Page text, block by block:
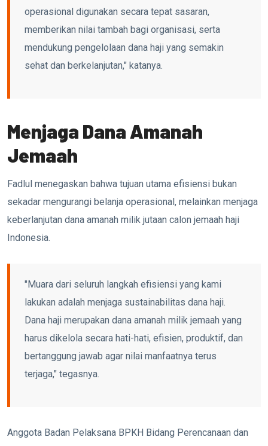
operasional digunakan secara tepat sasaran,
memberikan nilai tambah bagi organisasi, serta
mendukung pengelolaan dana haji yang semakin
sehat dan berkelanjutan," katanya.
Menjaga Dana Amanah
Jemaah
Fadlul menegaskan bahwa tujuan utama efisiensi bukan
sekadar mengurangi belanja operasional, melainkan menjaga
keberlanjutan dana amanah milik jutaan calon jemaah haji
Indonesia.
"Muara dari seluruh langkah efisiensi yang kami
lakukan adalah menjaga sustainabilitas dana haji.
Dana haji merupakan dana amanah milik jemaah yang
harus dikelola secara hati-hati, efisien, produktif, dan
bertanggung jawab agar nilai manfaatnya terus
terjaga," tegasnya.
Anggota Badan Pelaksana BPKH Bidang Perencanaan dan